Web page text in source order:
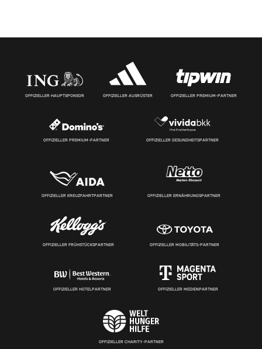
OFFIZIELLER HAUPTSPONSOR OFFIZIELLER AUSRÜSTER OFFIZIELLER PREMIUM-PARTNER
OFFIZIELLER PREMIUM-PARTNER OFFIZIELLER GESUNDHEITSPARTNER
OFFIZIELLER KREUZFAHRTPARTNER OFFIZIELLER ERNÄHRUNGSPARTNER
OFFIZIELLER FRÜHSTÜCKSPARTNER OFFIZIELLER MOBILITÄTS-PARTNER
OFFIZIELLER HOTELPARTNER OFFIZIELLER MEDIENPARTNER
OFFIZIELLER CHARITY-PARTNER